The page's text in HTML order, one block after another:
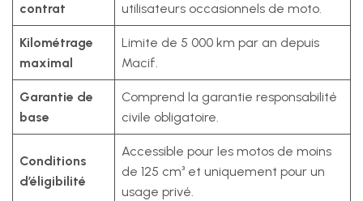
contrat
utilisateurs occasionnels de moto.
Kilométrage
maximal
Limite de 5 000 km par an depuis
Macif.
Garantie de
base
Comprend la garantie responsabilité
civile obligatoire.
Conditions
d’éligibilité
Accessible pour les motos de moins
de 125 cm³ et uniquement pour un
usage privé.